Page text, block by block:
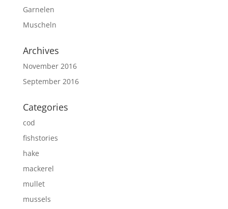
Garnelen
Muscheln
Archives
November 2016
September 2016
Categories
cod
fishstories
hake
mackerel
mullet
mussels